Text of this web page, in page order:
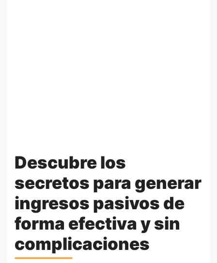
Descubre los
secretos para generar
ingresos pasivos de
forma efectiva y sin
complicaciones